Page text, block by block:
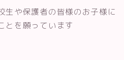
生や保護者の皆様のお子様に
とを願っています